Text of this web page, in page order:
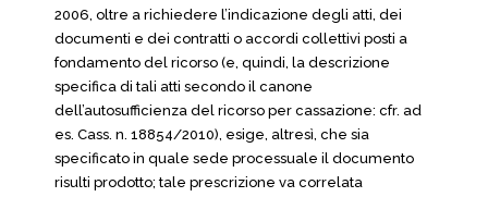
2006, oltre a richiedere l’indicazione degli atti, dei
documenti e dei contratti o accordi collettivi posti a
fondamento del ricorso (e, quindi, la descrizione
specifica di tali atti secondo il canone
dell’autosufficienza del ricorso per cassazione: cfr. ad
es. Cass. n. 18854/2010), esige, altresì, che sia
specificato in quale sede processuale il documento
risulti prodotto; tale prescrizione va correlata